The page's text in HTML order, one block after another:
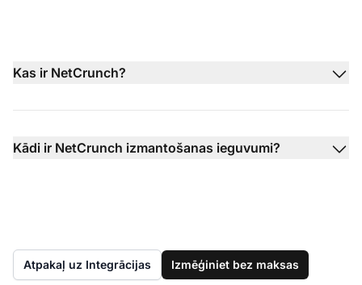
Kas ir NetCrunch?
Kādi ir NetCrunch izmantošanas ieguvumi?
Atpakaļ uz Integrācijas Izmēģiniet bez maksas